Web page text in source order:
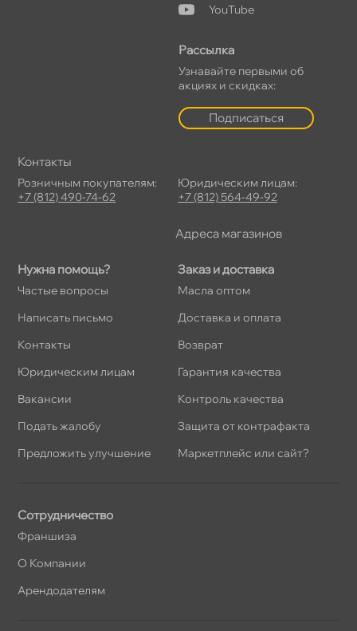
Нужна помощь?
Частые вопросы
Написать письмо
Контакты
Юридическим лицам
акансии
Подать жалобу
Предложить улучшение
Заказ и доставка
Масла оптом
Доставка и оплата
озврат
Гарантия качества
Контроль качества
Защита от контрафакта
Маркетплейс или сайт?
YouTube
Рассылка
Узнавайте первыми о
акциях и скидках:
Подписаться
Сотрудничество
Франшиза
О Компании
Арендодателям
Контакты
Розничным покупателям:
+7 (812) 490-74-62
Юридическим лицам:
+7 (812) 564-49-92
Адреса магазино